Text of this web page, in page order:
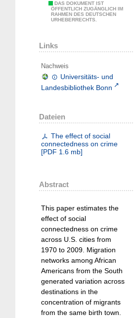
DAS DOKUMENT IST
ÖFFENTLICH ZUGÄNGLICH IM
RAHMEN DES DEUTSCHEN
URHEBERRECHTS.
Links
Nachweis
Universitäts- und
Landesbibliothek Bonn
Dateien
The effect of social
connectedness on crime
[PDF 1.6 mb]
Abstract
This paper estimates the
effect of social
connectedness on crime
across U.S. cities from
1970 to 2009. Migration
networks among African
Americans from the South
generated variation across
destinations in the
concentration of migrants
from the same birth town.